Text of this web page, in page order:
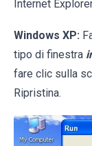
Internet
Windows XP:
tipo di finestra
fare clic sulla
Ripristina.